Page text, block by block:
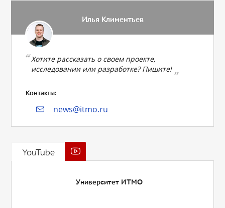
Илья Климентьев
Хотите рассказать о своем проекте,
исследовании или разработке? Пишите!
Контакты:
news@itmo.ru
YouTube
Университет ИТМО